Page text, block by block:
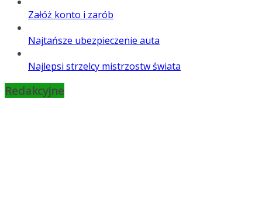
Załóż konto i zarób
Najtańsze ubezpieczenie auta
Najlepsi strzelcy mistrzostw świata
Redakcyjne